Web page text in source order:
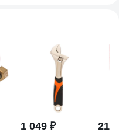
1 049 ₽ 214